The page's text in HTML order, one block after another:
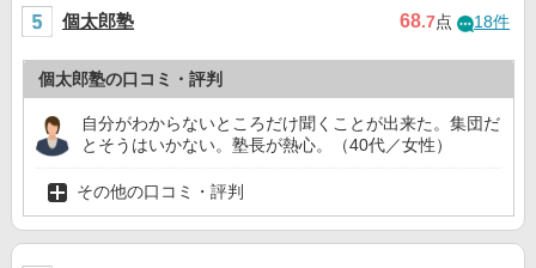
個太郎塾 68.7点 18件
個太郎塾の口コミ・評判
自分がわからないところだけ聞くことが出来た。集団だ
とそうはいかない。塾長が熱心。（40代／女性）
その他の口コミ・評判